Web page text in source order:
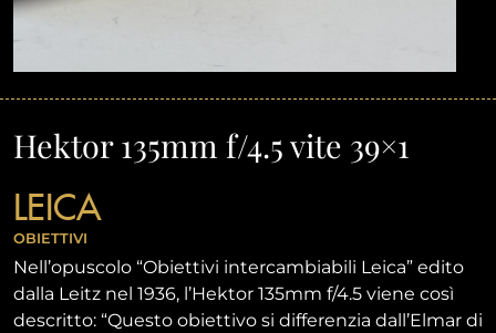
Hektor 135mm f/4.5 vite 39×1
LEICA
OBIETTIVI
Nell’opuscolo “Obiettivi intercambiabili Leica” edito
dalla Leitz nel 1936, l’Hektor 135mm f/4.5 viene così
descritto: “Questo obiettivo si differenzia dall’Elmar di